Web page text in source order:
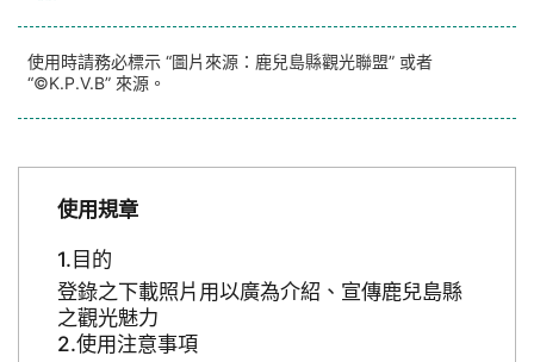
使用時請務必標示 “圖片來源：鹿兒島縣觀光聯盟” 或者
“©K.P.V.B” 來源。
使用規章
目的
登錄之下載照片用以廣為介紹、宣傳鹿兒島縣
之觀光魅力
使用注意事項